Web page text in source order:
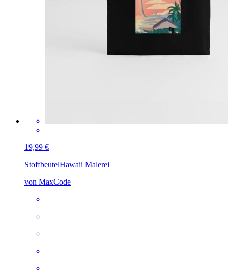
19,99 €
StoffbeutelHawaii Malerei
von MaxCode